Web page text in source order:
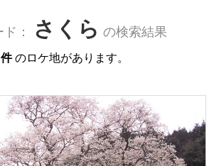
： さくら の検索結果
のロケ地があります。